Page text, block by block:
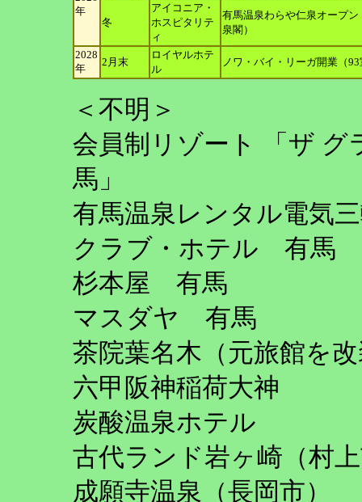
年
冬
アイコニア・
ホスピタリテ
ィ
有馬温泉わらや仁泉オープ
泉閣）
2028
年
2月末
ロイヤルホテ
ル
ノワ・バイ・リーガ開業（93
＜不明＞
会員制リゾート 「ザ グ
馬」
有馬温泉レンタル電気
クラブ・ホテル 有馬
杉本屋 有馬
マスダヤ 有馬
茶院葉名木（元旅館を
六甲阪神稲荷大神
炭酸温泉ホテル
古代ランド岩ヶ崎（村
成願寺温泉（長岡市）